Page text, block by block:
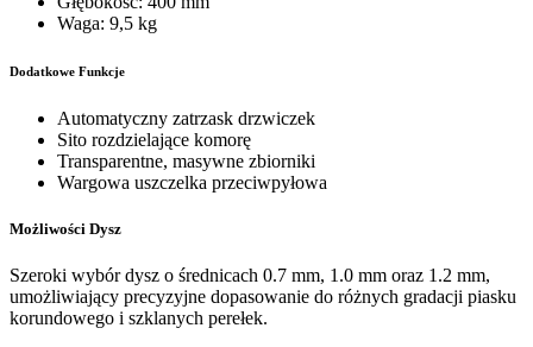
Waga: 9,5 kg
Dodatkowe Funkcje
Automatyczny zatrzask drzwiczek
Sito rozdzielające komorę
Transparentne, masywne zbiorniki
Wargowa uszczelka przeciwpyłowa
Możliwości Dysz
Szeroki wybór dysz o średnicach 0.7 mm, 1.0 mm oraz 1.2 mm,
umożliwiający precyzyjne dopasowanie do różnych gradacji piasku
korundowego i szklanych perełek.